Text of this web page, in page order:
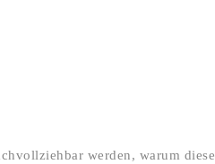
werden, warum diese